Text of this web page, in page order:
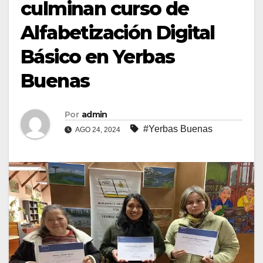
culminan curso de
Alfabetización Digital
Básico en Yerbas
Buenas
Por admin
AGO 24, 2024 #Yerbas Buenas